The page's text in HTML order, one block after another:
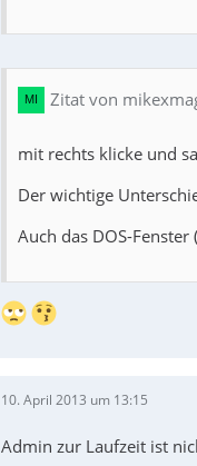
Zitat von
mit rechts klicke und
Der wichtige
Auch das DOS-
10. April 2013 um 13:15
Admin zur Laufzeit ist